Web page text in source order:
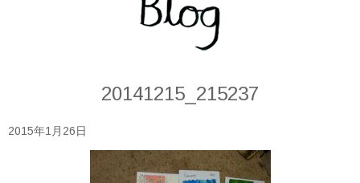
20141215_215237
2015年1月26日